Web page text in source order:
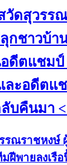
วัดสุวรร
ลุกชาวบ้
ดีตแชมป์
ละอดีตแ
บคืนมา
รณราชหงษ์
ฝีพายลงเรื